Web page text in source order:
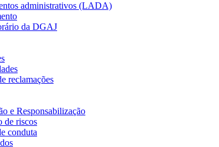
administrativos (LADA)
da DGAJ
reclamações
e Responsabilização
de riscos
conduta